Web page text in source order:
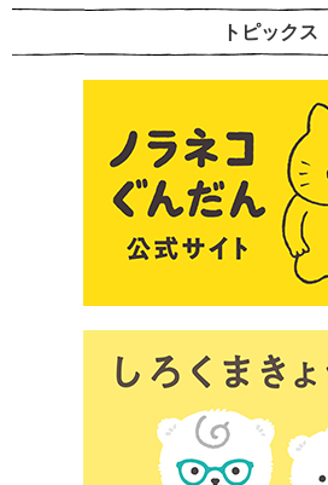
トピックス